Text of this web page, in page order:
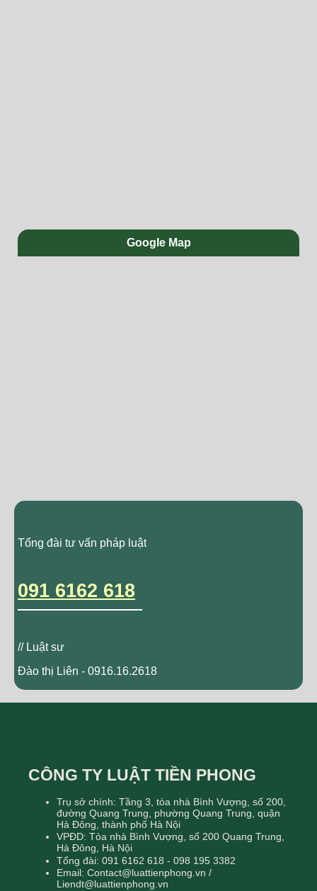
Google Map
Tổng đài tư vấn pháp luật
091 6162 618
// Luật sư
Đào thị Liên - 0916.16.2618
CÔNG TY LUẬT TIỀN PHONG
Trụ sở chính: Tầng 3, tòa nhà Bình Vượng, số 200,
đường Quang Trung, phường Quang Trung, quận
Hà Đông, thành phố Hà Nội
VPĐD: Tòa nhà Bình Vượng, số 200 Quang Trung,
Hà Đông, Hà Nội
Tổng đài: 091 6162 618 - 098 195 3382
Email: Contact@luattienphong.vn /
Liendt@luattienphong.vn